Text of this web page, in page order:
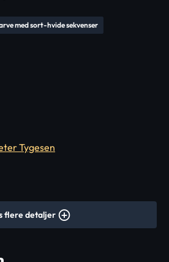
med sort-hvide sekvenser
Tygesen
flere detaljer